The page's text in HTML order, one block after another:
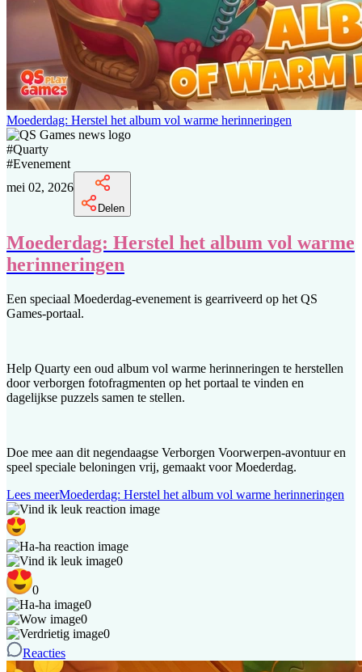
Moederdag: Herstel het album vol warme herinneringen
#Quarty
#Evenement
mei 02, 2026
Delen
Moederdag: Herstel het album vol warme
herinneringen
Een speciaal Moederdag-evenement is gearriveerd op het QS
Games-portaal.
Help Quarty een oud album vol warme herinneringen te herstellen
door verborgen fotofragmenten op het portaal te vinden en
dagelijkse puzzels samen te stellen.
Doe mee aan dit negendaagse Verborgen Voorwerpen-avontuur en
speel speciale beloningen vrij, gemaakt voor Moederdag.
Lees meerMoederdag: Herstel het album vol warme herinneringen
0
0
0
0
0
Reacties